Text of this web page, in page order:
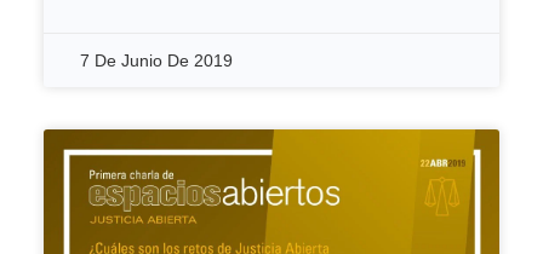
7 De Junio De 2019